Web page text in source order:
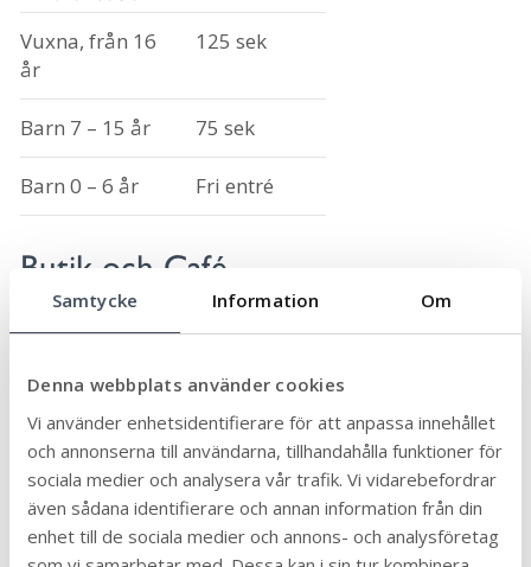
Samtycke Information Om
Denna webbplats använder cookies
Vi använder enhetsidentifierare för att anpassa innehållet
och annonserna till användarna, tillhandahålla funktioner för
sociala medier och analysera vår trafik. Vi vidarebefordrar
även sådana identifierare och annan information från din
enhet till de sociala medier och annons- och analysföretag
Vuxna, från 16
år
125 sek
Barn 7 – 15 år 75 sek
Barn 0 – 6 år Fri entré
Butik och Café
I entrébyggnaden finns cafeteria, butik och
utställning
Guidning
Under delen av året när borgen är bemannad
erbjuder vi dagliga guidningar.
Öppettider